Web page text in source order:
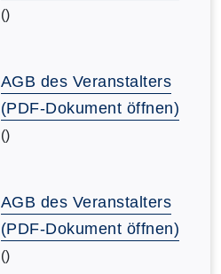
()
AGB des Veranstalters
(PDF-Dokument öffnen)
()
AGB des Veranstalters
(PDF-Dokument öffnen)
()